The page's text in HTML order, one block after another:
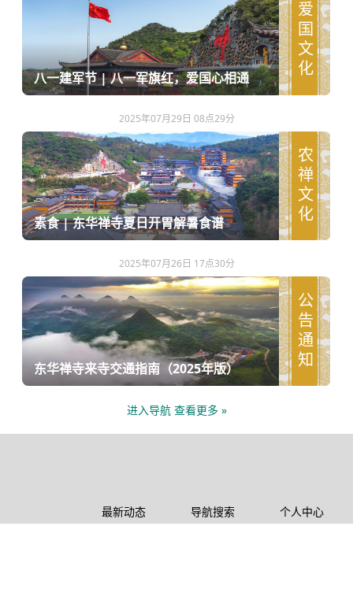
八一建军节 | 八一军旗红，爱国心相通 爱国文化
2025年07月29日 08点29分
素食 | 东华禅寺夏日开胃解暑食谱 农禅文化
2025年07月26日 17点30分
东华禅寺来寺交通指南（2025年版） 公告通知
进入导航 查看更多 »
最新动态 导航搜索 个人中心